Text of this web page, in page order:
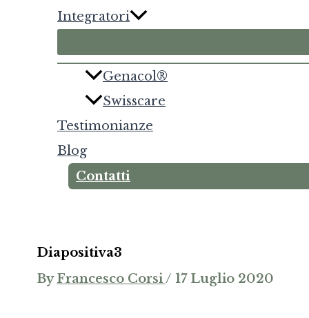
Integratori
Genacol®
Swisscare
Testimonianze
Blog
Contatti
Diapositiva3
ByFrancesco Corsi/ 17 Luglio 2020